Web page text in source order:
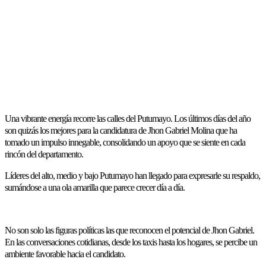
Una vibrante energía recorre las calles del Putumayo. Los últimos días del año
son quizás los mejores para la candidatura de Jhon Gabriel Molina que ha
tomado un impulso innegable, consolidando un apoyo que se siente en cada
rincón del departamento.
Líderes del alto, medio y bajo Putumayo han llegado para expresarle su respaldo,
sumándose a una ola amarilla que parece crecer día a día.
No son solo las figuras políticas las que reconocen el potencial de Jhon Gabriel.
En las conversaciones cotidianas, desde los taxis hasta los hogares, se percibe un
ambiente favorable hacia el candidato.